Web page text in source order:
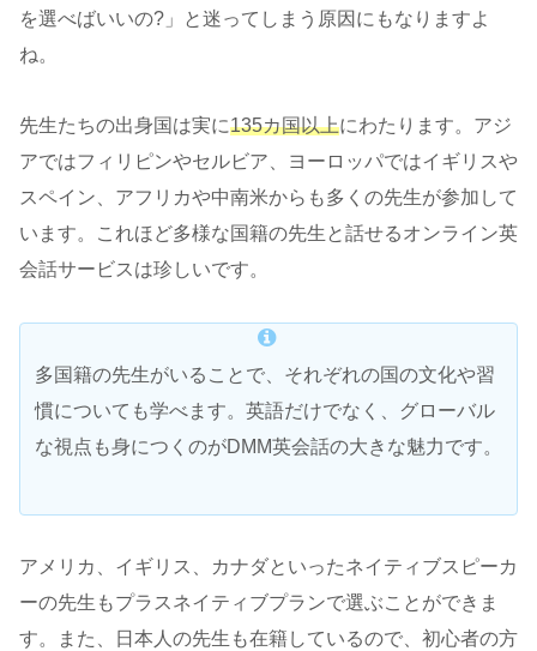
を選べばいいの?」と迷ってしまう原因にもなりますよ
ね。
先生たちの出身国は実に135カ国以上にわたります。アジ
アではフィリピンやセルビア、ヨーロッパではイギリスや
スペイン、アフリカや中南米からも多くの先生が参加して
います。これほど多様な国籍の先生と話せるオンライン英
会話サービスは珍しいです。
多国籍の先生がいることで、それぞれの国の文化や習
慣についても学べます。英語だけでなく、グローバル
な視点も身につくのがDMM英会話の大きな魅力です。
アメリカ、イギリス、カナダといったネイティブスピーカ
ーの先生もプラスネイティブプランで選ぶことができま
す。また、日本人の先生も在籍しているので、初心者の方